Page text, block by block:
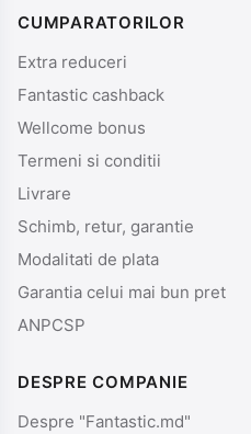
CUMPARATORILOR
Extra reduceri
Fantastic cashback
Wellcome bonus
Termeni si conditii
Livrare
Schimb, retur, garantie
Modalitati de plata
Garantia celui mai bun pret
ANPCSP
DESPRE COMPANIE
Despre "Fantastic.md"